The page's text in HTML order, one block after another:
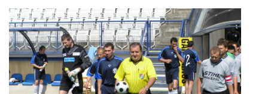
MLADŠÍ ŽÁCI "B"
STARŠÍ PŘÍPRAVKA R 2012 + 2013